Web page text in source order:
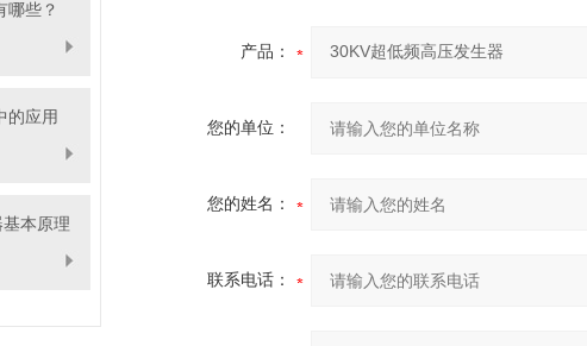
哪些？
的应用
本原理
产品：
您的单位：
您的姓名：
联系电话：